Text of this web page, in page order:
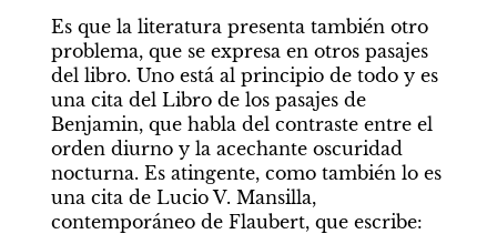
Es que la literatura presenta también otro
problema, que se expresa en otros pasajes
del libro. Uno está al principio de todo y es
una cita del Libro de los pasajes de
Benjamin, que habla del contraste entre el
orden diurno y la acechante oscuridad
nocturna. Es atingente, como también lo es
una cita de Lucio V. Mansilla,
contemporáneo de Flaubert, que escribe: